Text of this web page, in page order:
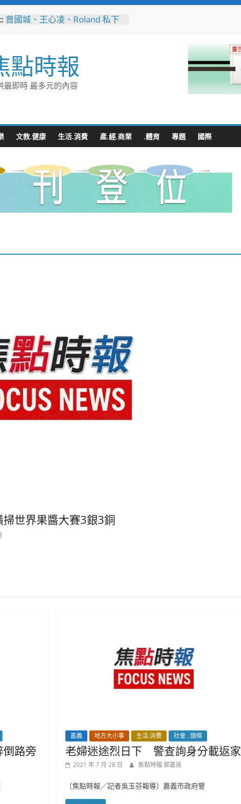
曾國城、王心凌、Roland 私下
彰化縣長參選人魏平政彰化造
勢 喊福利超越六都承接王惠美
施政再升級
救護量能再升級！彰化聯合捐贈
利局:請用路人減速慢行
短影音行銷是什麼？2026 平台
比較、優缺點與電商變現全攻略
點時報
最即時 最多元的內容
文教.健康 生活.消費 產.經.商業 .體育 專題 國際
世界果醬大賽3銀3銅
路旁
嘉義 地方大小事 生活.消費 社會 . 頭條
老婦迷途烈日下 警查詢身分載返家
2021 年 7 月 28 日 焦點時報 郭嘉良
〔焦點時報／記者吳玉芬報導〕嘉義市政府警